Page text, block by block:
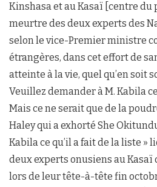
Kinshasa et au Kasaï [centre du
meurtre des deux experts des
selon le vice-Premier ministre
étrangères, dans cet effort de
atteinte à la vie, quel qu’en soit
Veuillez demander à M. Kabila
Mais ce ne serait que de la
Haley qui a exhorté She
Kabila ce qu’il a fait de la liste »
deux experts onusiens au Kasaï
lors de leur tête-à-tête fin